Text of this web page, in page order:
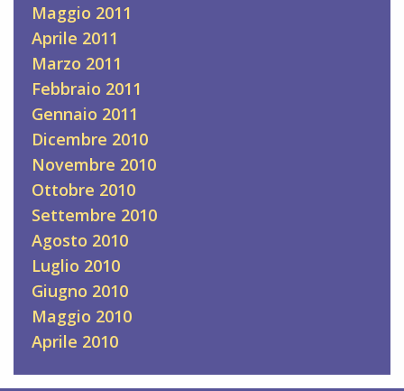
Maggio 2011
Aprile 2011
Marzo 2011
Febbraio 2011
Gennaio 2011
Dicembre 2010
Novembre 2010
Ottobre 2010
Settembre 2010
Agosto 2010
Luglio 2010
Giugno 2010
Maggio 2010
Aprile 2010